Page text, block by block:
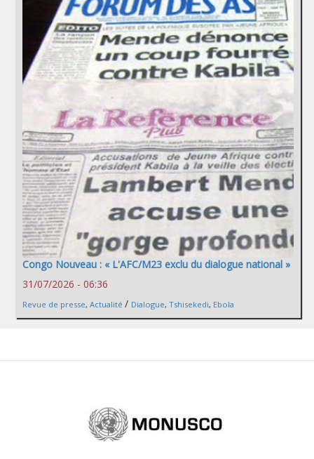
Congo Nouveau : « L'AFC/M23 exclu du dialogue national »
31/07/2026 - 06:36
Revue de presse, Actualité / Dialogue, Tshisekedi, Ebola